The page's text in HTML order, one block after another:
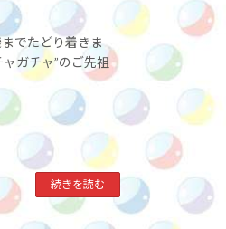
でたどり着きま
ガチャ”のご先祖
続きを読む